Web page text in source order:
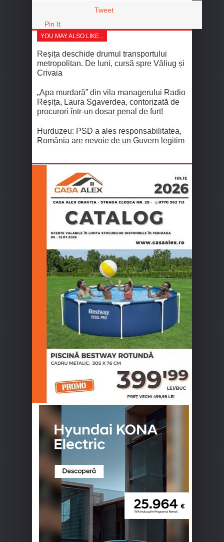
Tweet
Pin It
YOU MAY ALSO LIKE...
Reșița deschide drumul transportului
metropolitan. De luni, cursă spre Văliug și
Crivaia
„Apa murdară” din vila managerului Radio
Reșița, Laura Sgaverdea, contorizată de
procurori într-un dosar penal de furt!
Hurduzeu: PSD a ales responsabilitatea,
România are nevoie de un Guvern legitim